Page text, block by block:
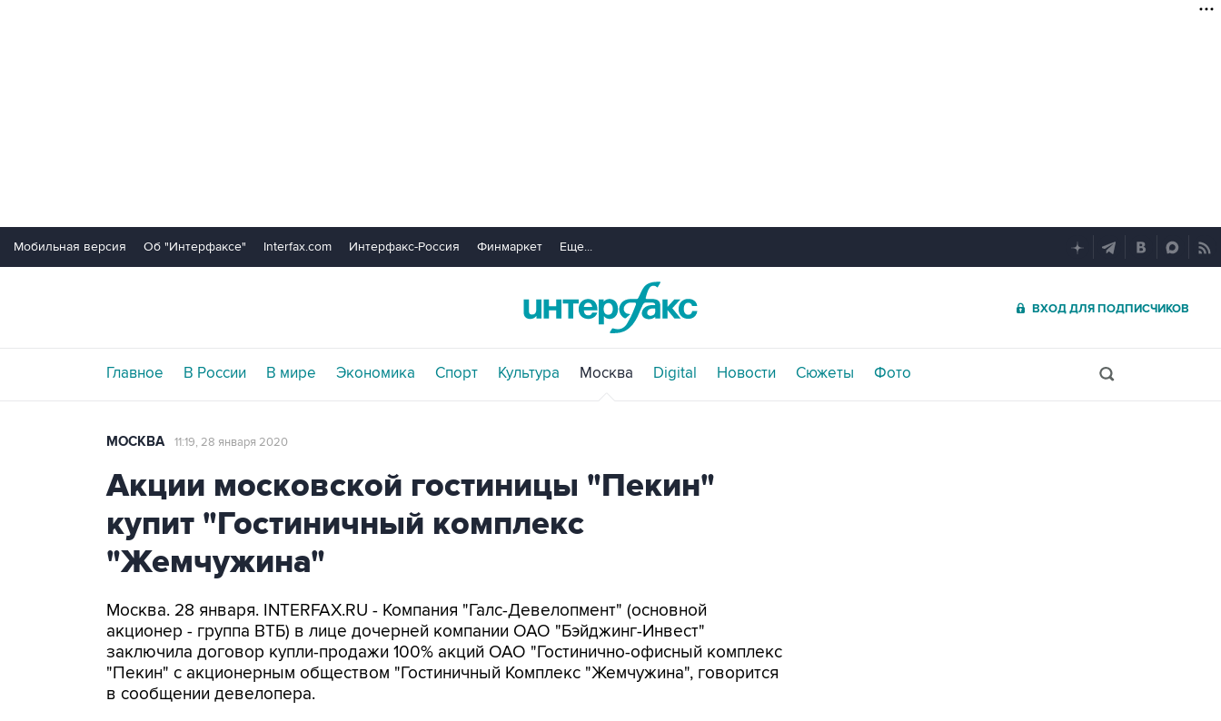
Мобильная версия Об "Интерфаксе" Interfax.com Интерфакс-Россия Финмаркет Еще...
ВХОД ДЛЯ ПОДПИСЧИКОВ
Главное В России В мире Экономика Спорт Культура Москва Digital Новости Сюжеты Фото
МОСКВА 11:19, 28 января 2020
Акции московской гостиницы "Пекин"
купит "Гостиничный комплекс
"Жемчужина"
Москва. 28 января. INTERFAX.RU - Компания "Галс-Девелопмент" (основной
акционер - группа ВТБ) в лице дочерней компании ОАО "Бэйджинг-Инвест"
заключила договор купли-продажи 100% акций ОАО "Гостинично-офисный комплекс
"Пекин" с акционерным обществом "Гостиничный Комплекс "Жемчужина", говорится
в сообщении девелопера.